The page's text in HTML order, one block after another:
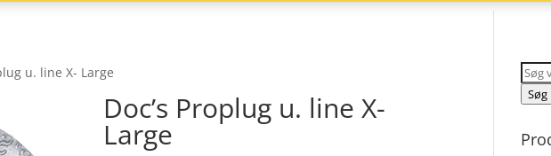
u. line X- Large
Doc’s Proplug u. line X-
Large
Søg
efter:
Søg